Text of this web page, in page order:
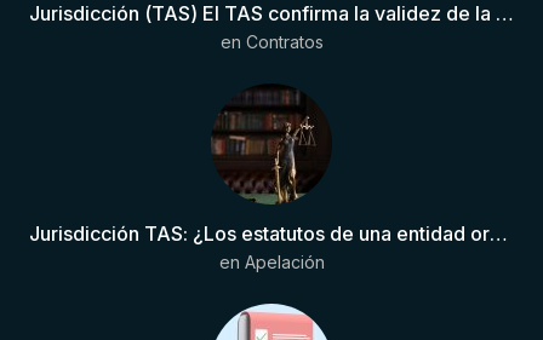
Jurisdicción (TAS) El TAS confirma la validez de la cláusula de sumisión jurisdiccional en el contrato del futbolista.
en Contratos
Jurisdicción TAS: ¿Los estatutos de una entidad organizadora de una liga de fútbol pueden otorgar competencia de forma directa al TAS?
en Apelación